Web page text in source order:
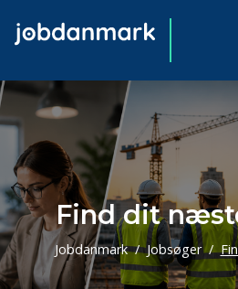
Find dit
Jobdanmark Jobsøger